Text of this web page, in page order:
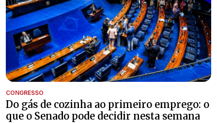
CONGRESSO
Do gás de cozinha ao primeiro emprego: o
que o Senado pode decidir nesta semana